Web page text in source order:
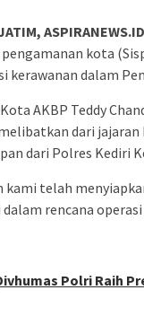
ASPIRANEWS.ID
kota
kerawanan dalam
AKBP Teddy
dari
dari Polres Kediri
kami telah
rencana operasi
Polri Raih